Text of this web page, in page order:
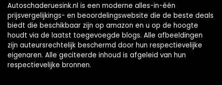
Autoschaderuesink.nl is een moderne alles-in-één
prijsvergelijkings- en beoordelingswebsite die de beste deals
biedt die beschikbaar zijn op amazon en u op de hoogte
houdt via de laatst toegevoegde blogs. Alle afbeeldingen
zijn auteursrechtelijk beschermd door hun respectievelijke
eigenaren. Alle geciteerde inhoud is afgeleid van hun
respectievelijke bronnen.